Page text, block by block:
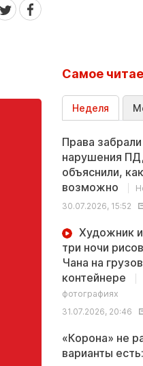
Самое
Неделя
Права
нарушения
объяснили,
возможно
30.07.2026, 15:52
Художник
три ночи
Чана на
контейнере
фотографиях
31.07.2026, 20:46
«Корона» не
варианты